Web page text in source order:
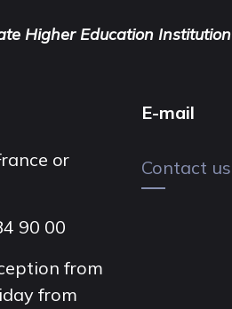
Higher Education Institution
or
90 00
from
from
E-mail
Contact us